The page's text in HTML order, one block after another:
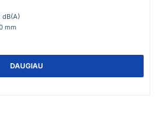
dB(A)
mm
DAUGIAU